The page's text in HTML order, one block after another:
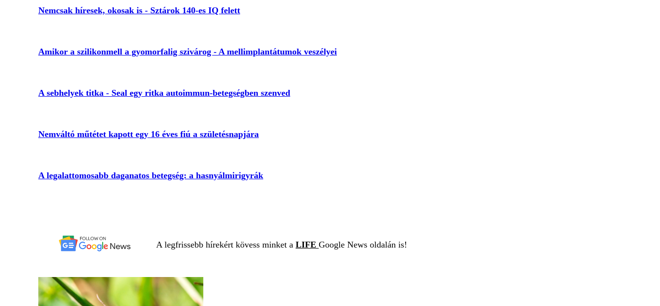
Nemcsak híresek, okosak is - Sztárok 140-es IQ felett
Amikor a szilikonmell a gyomorfalig szivárog - A mellimplantátumok veszélyei
A sebhelyek titka - Seal egy ritka autoimmun-betegségben szenved
Nemváltó műtétet kapott egy 16 éves fiú a születésnapjára
A legalattomosabb daganatos betegség: a hasnyálmirigyrák
A legfrissebb hírekért kövess minket a LIFE Google News oldalán is!